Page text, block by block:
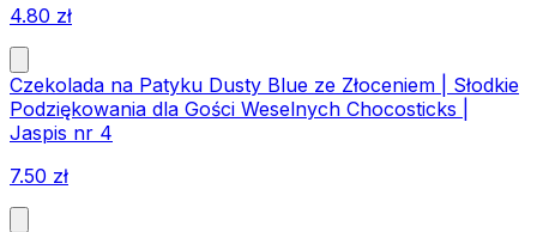
4.80 zł
Czekolada na Patyku Dusty Blue ze Złoceniem | Słodkie
Podziękowania dla Gości Weselnych Chocosticks |
Jaspis nr 4
7.50 zł